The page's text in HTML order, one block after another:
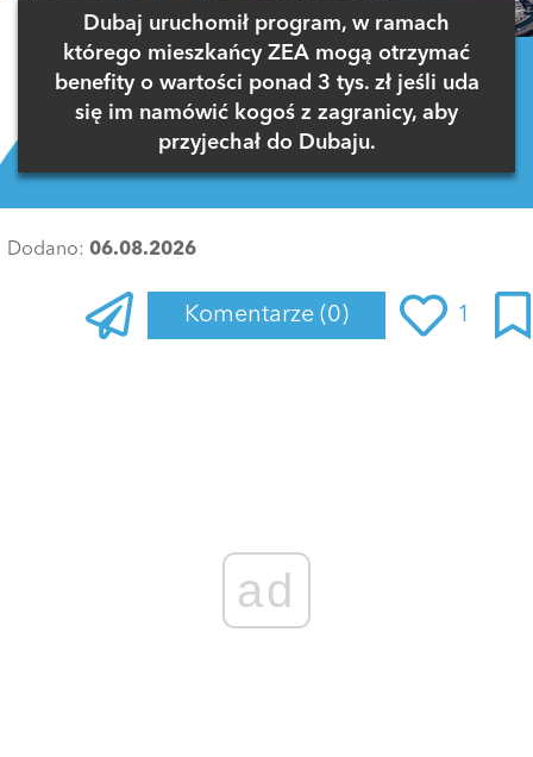
Dubaj uruchomił program, w ramach
którego mieszkańcy ZEA mogą otrzymać
benefity o wartości ponad 3 tys. zł jeśli uda
się im namówić kogoś z zagranicy, aby
przyjechał do Dubaju.
Dodano: 06.08.2026
Komentarze (0) 1
ad